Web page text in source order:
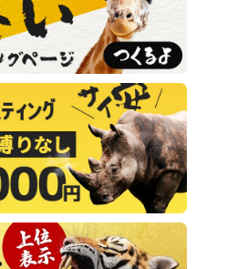
e
n
a
k
e
e